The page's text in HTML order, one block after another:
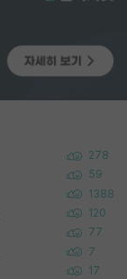
278
59
1388
120
77
7
17